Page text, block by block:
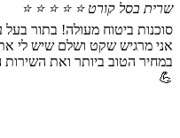
שרית בסל קורט ⭐ ⭐ ⭐ ⭐ ⭐
סוכנות ביטוח מעולה! בתור בעל
אני מרגיש שקט ושלם שיש לי
במחיר הטוב ביותר ואת
💪